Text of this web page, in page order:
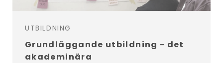
UTBILDNING
Grundläggande utbildning - det
akademinära